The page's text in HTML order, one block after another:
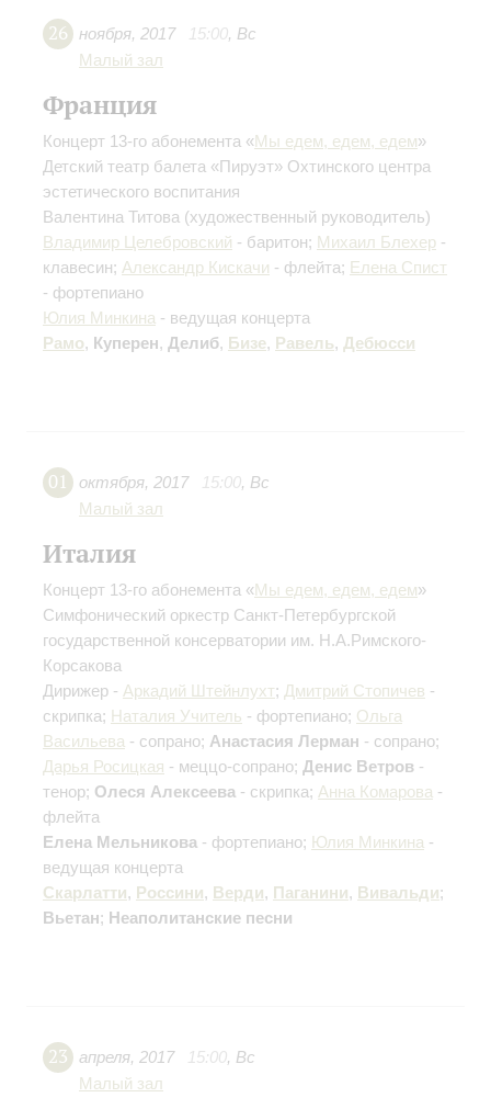
26 ноября, 2017 15:00, Вс
Малый зал
Франция
Концерт 13-го абонемента «Мы едем, едем, едем»
Детский театр балета «Пируэт» Охтинского центра
эстетического воспитания
Валентина Титова (художественный руководитель)
Владимир Целебровский - баритон; Михаил Блехер -
клавесин; Александр Кискачи - флейта; Елена Спист
- фортепиано
Юлия Минкина - ведущая концерта
Рамо, Куперен, Делиб, Бизе, Равель, Дебюсси
01 октября, 2017 15:00, Вс
Малый зал
Италия
Концерт 13-го абонемента «Мы едем, едем, едем»
Симфонический оркестр Санкт-Петербургской
государственной консерватории им. Н.А.Римского-
Корсакова
Дирижер - Аркадий Штейнлухт; Дмитрий Стопичев -
скрипка; Наталия Учитель - фортепиано; Ольга
Васильева - сопрано; Анастасия Лерман - сопрано;
Дарья Росицкая - меццо-сопрано; Денис Ветров -
тенор; Олеся Алексеева - скрипка; Анна Комарова -
флейта
Елена Мельникова - фортепиано; Юлия Минкина -
ведущая концерта
Скарлатти, Россини, Верди, Паганини, Вивальди;
Вьетан; Неаполитанские песни
23 апреля, 2017 15:00, Вс
Малый зал